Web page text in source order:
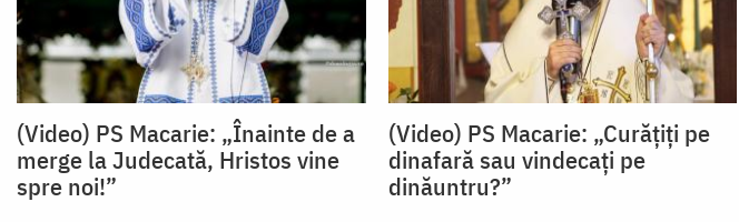
(Video) PS Macarie: „Înainte de a
merge la Judecată, Hristos vine
spre noi!”
(Video) PS Macarie: „Curățiți pe
dinafară sau vindecați pe
dinăuntru?”